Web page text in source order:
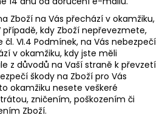
Zboží na Vás přechází v okamžiku,
kdy Zboží nepřevezmete,
čl. VI.4 Podmínek, na Vás nebezpečí
v okamžiku, kdy jste měli
z důvodů na Vaší straně k převzetí
škody na Zboží pro Vás
okamžiku nesete veškeré
zničením, poškozením či
Zboží.